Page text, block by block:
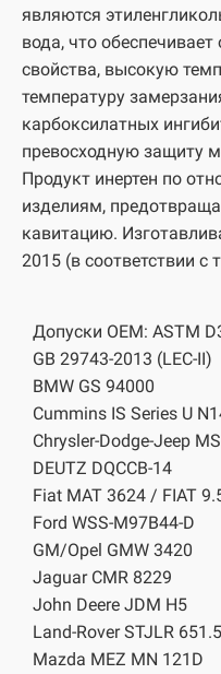
являются
вода, что
свойства, высокую
температуру
карбоксилатных
превосходную защиту
Продукт инертен по
изделиям,
кавитацию.
2015 (в соответствии с
Допуски OEM: ASTM
GB 29743-2013 (LEC-II)
BMW GS 94000
Cummins IS Series U
Chrysler-Dodge-Jeep
DEUTZ DQCCB-14
Fiat MAT 3624 / FIAT
Ford WSS-M97B44-D
GM/Opel GMW 3420
Jaguar CMR 8229
John Deere JDM H5
Land-Rover STJLR
Mazda MEZ MN 121D